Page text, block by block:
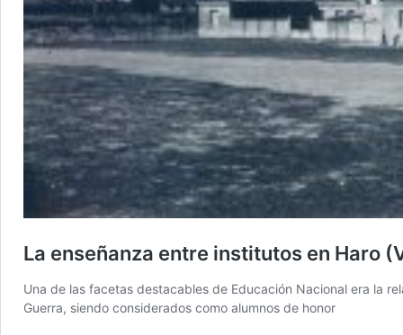
La enseñanza entre institutos en Haro
Una de las facetas destacables de Educación Nacional era la
Guerra, siendo considerados como alumnos de honor